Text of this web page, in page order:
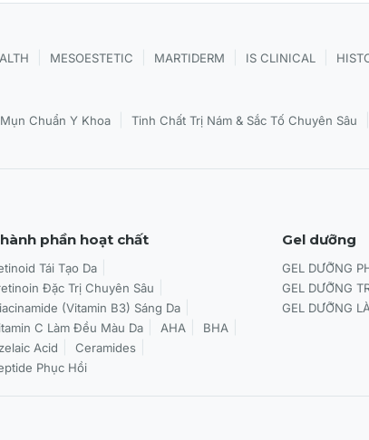
chân chim và cải thiện vùng cấu trúc da kém phẳng.
hỗ trợ duy trì làn da săn chắc, tươi sáng và trông khỏe
Duality™
da hỗn hợp hoặc da dầu.
và có nhiều vết thâm sau mụn.
phụ nữ đang trong giai đoạn mang thai hoặc đang cho
Duality™
sữa rửa mặt dịu nhẹ và thấm khô hoàn toàn trước khi
Dốc ngược chai và gõ nhẹ phần đầu nắp vài lần
MESOESTETIC MARTIDERM IS CLINICAL
Chuẩn Y Khoa Tinh Chất Trị Nám & Sắc Tố Chuyên Sâu
phần hoạt chất
Tái Tạo Da
Đặc Trị Chuyên Sâu
(Vitamin B3) Sáng Da
C Làm Đều Màu Da
AHA
BHA
Acid
Ceramides
Phục Hồi
Gel dưỡng
GEL DƯỠNG
GEL DƯỠNG
GEL DƯỠNG